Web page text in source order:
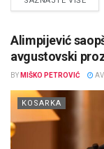
Alimpijević
avgustovski
BY MIŠKO PETROVIĆ
KOSARKA